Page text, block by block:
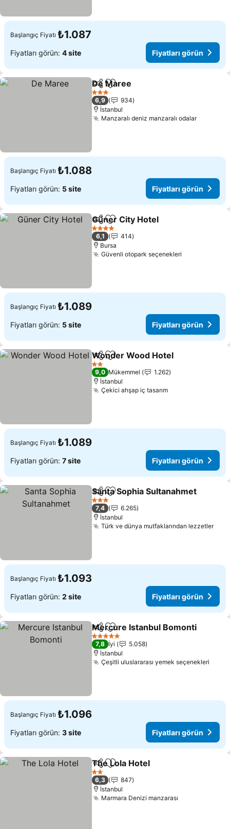
Başlangıç Fiyatı ₺1.087
Fiyatları görün: 4 site Fiyatları görün
PaylaşFavorilerime ekle
De Maree
3 Yıldız
6,9
934
İstanbul
Manzaralı deniz manzaralı odalar
Başlangıç Fiyatı ₺1.088
Fiyatları görün: 5 site Fiyatları görün
PaylaşFavorilerime ekle
Güner City Hotel
4 Yıldız
6,1
414
Bursa
Güvenli otopark seçenekleri
Başlangıç Fiyatı ₺1.089
Fiyatları görün: 5 site Fiyatları görün
PaylaşFavorilerime ekle
Wonder Wood Hotel
2 Yıldız
9,0 Mükemmel
1.262
İstanbul
Çekici ahşap iç tasarımFiyatları görün
Başlangıç Fiyatı ₺1.089
Fiyatları görün: 7 site Fiyatları görün
PaylaşFavorilerime ekle
Santa Sophia Sultanahmet
3 Yıldız
7,4
6.265
İstanbul
Türk ve dünya mutfaklarından lezzetler
Başlangıç Fiyatı ₺1.093
Fiyatları görün: 2 site Fiyatları görün
PaylaşFavorilerime ekle
Mercure Istanbul Bomonti
5 Yıldız
7,8 İyi
5.058
İstanbul
Çeşitli uluslararası yemek seçenekleri
Başlangıç Fiyatı ₺1.096
Fiyatları görün: 3 site Fiyatları görün
PaylaşFavorilerime ekle
The Lola Hotel
2 Yıldız
6,3
847
İstanbul
Marmara Denizi manzarası